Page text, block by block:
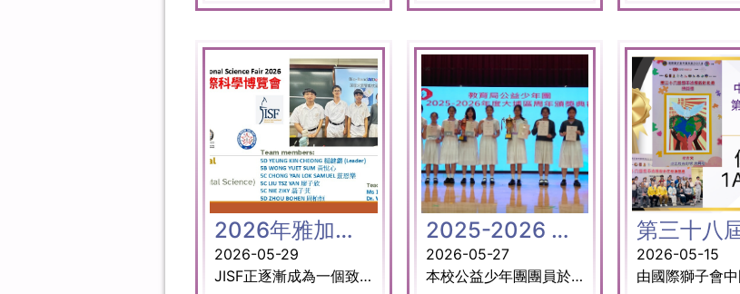
2026年雅加達國際科學博覽會
2026-05-29
JISF正逐漸成為一個致力於在全球範圍內促進科學創新與合作的知名平台。 JISF認識到科學進步對於應對當代挑戰的重要性，它猶如一座燈塔，吸引科研人員和創新者齊聚一堂，分享他們的突破性發現。 獎項： 金獎（中學組 環境科學） 參賽同學： 5D 楊鍵鏘 (隊長) 5B 黃悅心 5C 莊恩樂 5C 廖子欣 5C 聶子萁 5D 周柏恒 指導老師 : 葉婉如老師 王子揚博士
2025-2026 公益少年團大埔區周年頒獎典禮
2026-05-27
本校公益少年團團員於上星期出席了由教育局公益少年團主辦之「2025至2026年度大埔區周年頒獎典禮」，以下是本校及我們的公益少年團團員所獲得的獎項： 中學中級（橙章） 4A 雷悅 4A 沈之覃 5B 李樂儀 5D 李思晴 6C 黃天欣 2026中小學生領袖訓練計劃 — 傑出團員獎 3B 陳芷樂 大埔區主題活動：「正向有禮樂公益，擔當使命創未來」雨傘袋設計比賽（中學組） 銀獎：3B 陳天霖 銅獎：4C 勞嘉渝 優異獎：2A 林旻叡、4C 張釋文 傑出團員 — 韓國首爾交流團代表 4C 賴敬軍 「環保為公益」慈善清潔籌款 金獎：迦密柏雨中學 恭喜所有得獎同學！
2026-05-15